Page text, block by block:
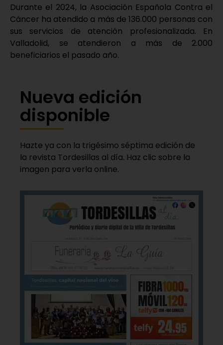
Durante el 2024, la Asociación Española Contra el
Cáncer ha atendido a más de 136.000 personas con
sus servicios de atención profesionalizada. En
Valladolid, se atendieron a más de 2.000
beneficiarios el pasado año.
Nueva edición
disponible
Hazte ya con la trigésimo séptima edición de
la revista Tordesillas al día. Haz clic sobre la
imagen para verla online.